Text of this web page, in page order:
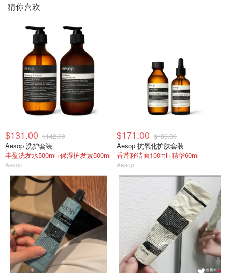
猜你喜欢
$131.00 $142.00
Aesop 洗护套装
丰盈洗发水500ml+保湿护发素500ml
Aesop
$171.00 $186.00
Aesop 抗氧化护肤套装
香芹籽洁面100ml+精华60ml
Aesop